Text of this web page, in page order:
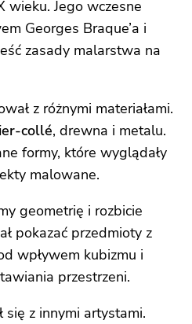
wieku. Jego wczesne
Georges Braque’a i
zasady malarstwa na
z różnymi materiałami.
collé, drewna i metalu.
formy, które wyglądały
malowane.
geometrię i rozbicie
pokazać przedmioty z
wpływem kubizmu i
przestrzeni.
się z innymi artystami.